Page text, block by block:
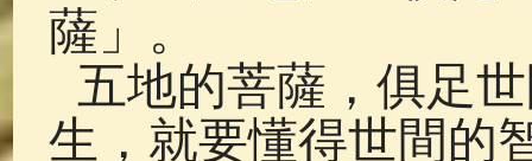
薩」。
五地的菩薩，俱足
生，就要懂得世間的